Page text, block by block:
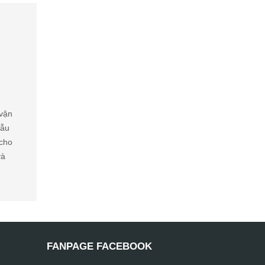
FANPAGE FACEBOOK